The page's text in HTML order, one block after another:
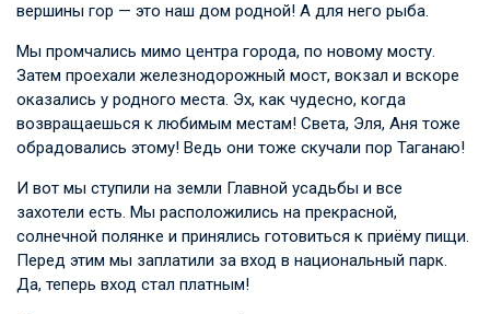
вершины гор — это наш дом родной! А для него рыба.
Мы промчались мимо центра города, по новому мосту.
Затем проехали железнодорожный мост, вокзал и вскоре
оказались у родного места. Эх, как чудесно, когда
возвращаешься к любимым местам! Света, Эля, Аня тоже
обрадовались этому! Ведь они тоже скучали пор Таганаю!
И вот мы ступили на земли Главной усадьбы и все
захотели есть. Мы расположились на прекрасной,
солнечной полянке и принялись готовиться к приёму пищи.
Перед этим мы заплатили за вход в национальный парк.
Да, теперь вход стал платным!